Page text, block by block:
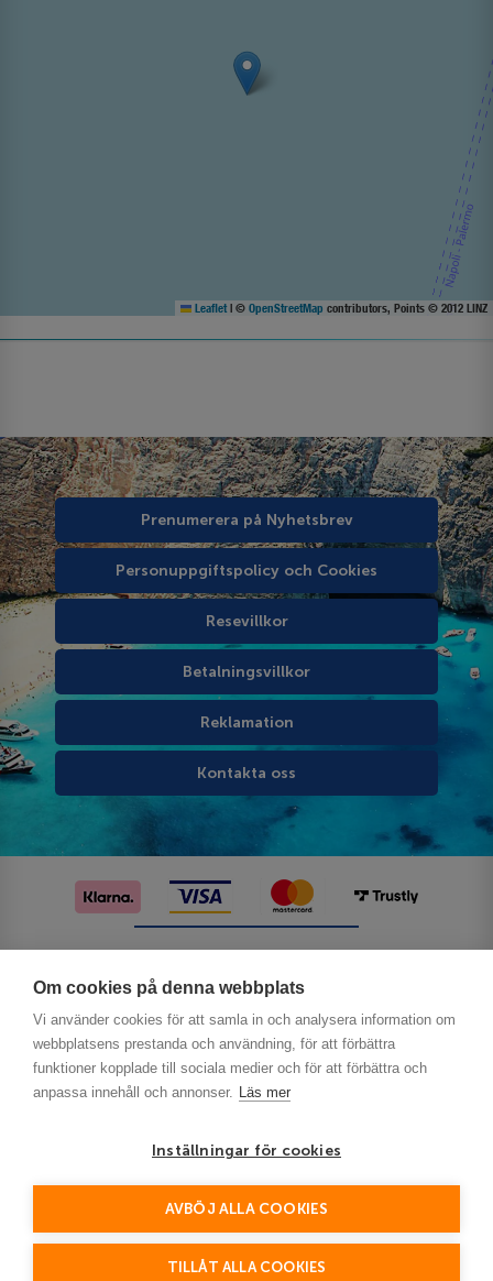
Om cookies på denna webbplats
Vi använder cookies för att samla in och analysera information om
webbplatsens prestanda och användning, för att förbättra
funktioner kopplade till sociala medier och för att förbättra och
anpassa innehåll och annonser. Läs mer
Inställningar för cookies
AVBÖJ ALLA COOKIES
TILLÅT ALLA COOKIES
Leaflet | © OpenStreetMap contributors, Points © 2012 LINZ
Prenumerera på Nyhetsbrev
Personuppgiftspolicy och Cookies
Resevillkor
Betalningsvillkor
Reklamation
Kontakta oss
This site is protected by reCAPTCHA and the Google
Policy and Terms of Service apply.